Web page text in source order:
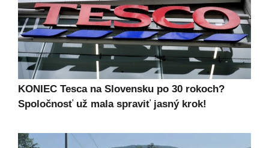
KONIEC Tesca na Slovensku po 30 rokoch?
Spoločnosť už mala spraviť jasný krok!